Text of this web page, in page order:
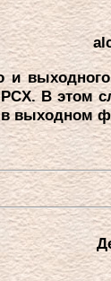
выходного
В этом
выходном